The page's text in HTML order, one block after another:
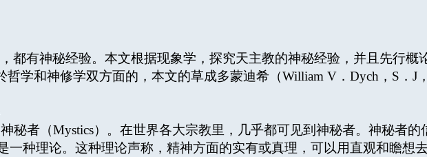
都有神秘经验。本文根据现象学，探究天主教的神秘经验，并且先行概
学和神修学双方面的，本文的草成多蒙迪希（William V．Dych，S．J
秘者（Mystics）。在世界各大宗教里，几乎都可见到神秘者。神秘者的
一种理论。这种理论声称，精神方面的实有或真理，可以用直观和瞻想去